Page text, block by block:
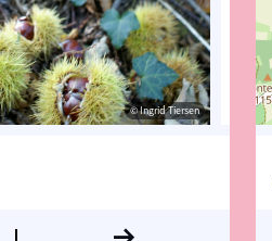
© Ingrid Tiersen
© Ingrid Tiersen